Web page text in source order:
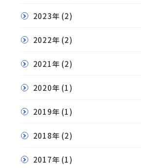
2023年 (2)
2022年 (2)
2021年 (2)
2020年 (1)
2019年 (1)
2018年 (2)
2017年 (1)